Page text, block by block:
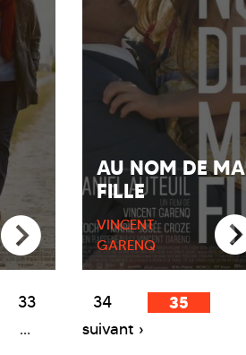
AU NOM DE MA
FILLE
VINCENT
GARENQ
33 34 35
…
suivant ›